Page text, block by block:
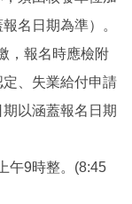
名日期為準）。
，報名時應檢附
、失業給付申請
以涵蓋報名日期
午9時整。(8:45